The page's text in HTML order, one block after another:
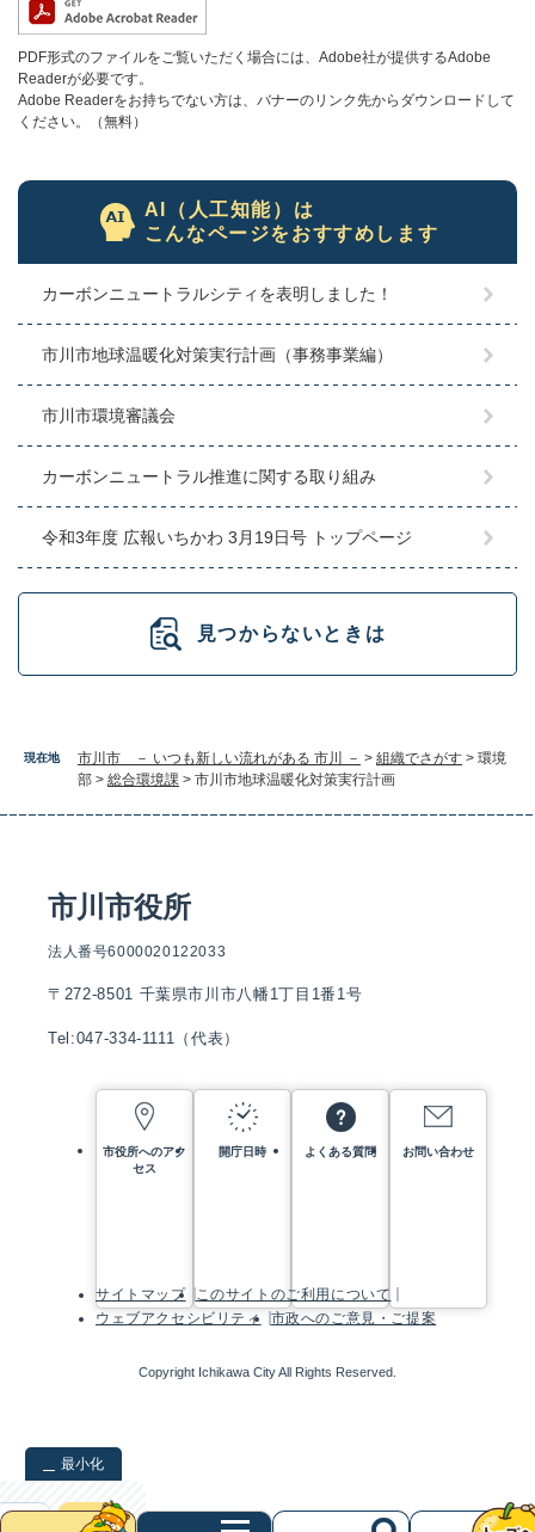
現在地 市川市 － いつも新しい流れがある 市川 － > 組織でさがす > 環境
部 > 総合環境課 > 市川市地球温暖化対策実行計画
PDF形式のファイルをご覧いただく場合には、Adobe社が提供するAdobe
Readerが必要です。
Adobe Readerをお持ちでない方は、バナーのリンク先からダウンロードして
ください。（無料）
AI（人工知能）は
こんなページをおすすめします
カーボンニュートラルシティを表明しました！
市川市地球温暖化対策実行計画（事務事業編）
市川市環境審議会
カーボンニュートラル推進に関する取り組み
令和3年度 広報いちかわ 3月19日号 トップページ
見つからないときは
市川市役所
法人番号6000020122033
〒272-8501 千葉県市川市八幡1丁目1番1号
Tel:047-334-1111（代表）
市役所へのアク
セス
開庁日時 よくある質問 お問い合わせ
サイトマップ
このサイトのご利用について
ウェブアクセシビリティ
市政へのご意見・ご提案
Copyright Ichikawa City All Rights Reserved.
最小化
検索
クリア